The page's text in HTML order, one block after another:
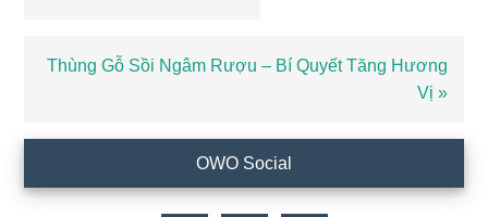
Bài
Thùng Gỗ Sồi Ngâm Rượu – Bí Quyết Tăng Hương
Vị »
chính
OWO Social